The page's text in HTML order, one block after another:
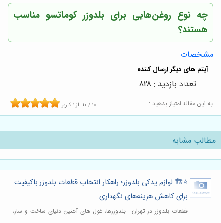
چه نوع روغن‌هایی برای بلدوزر کوماتسو مناسب
هستند؟
مشخصات
به این مقاله امتیاز بدهید : 10 / 10 از 1 کاربر
تعداد بازدید : 828
مطالب مشابه
⭐️🏗️ لوازم یدکی بلدوزر؛ راهکار انتخاب قطعات بلدوزر باکیفیت
برای کاهش هزینه‌های نگهداری
قطعات بلدوزر در تهران - بلدوزرها، غول های آهنین دنیای ساخت و ساز،